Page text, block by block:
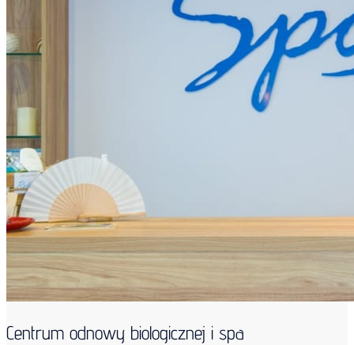
Centrum odnowy biologicznej i spa